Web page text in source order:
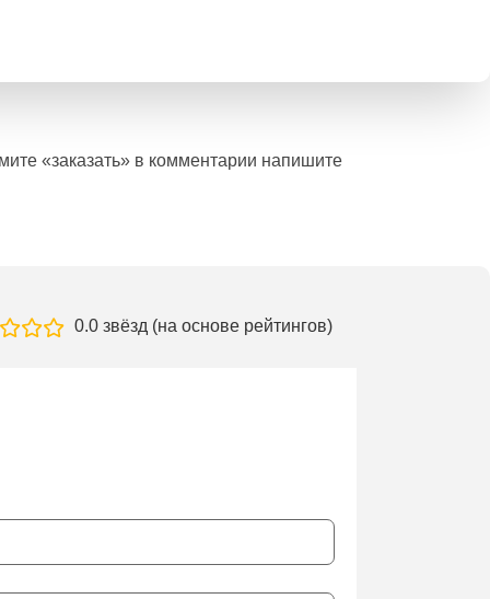
«заказать» в комментарии напишите
0.0 звёзд (на основе рейтингов)